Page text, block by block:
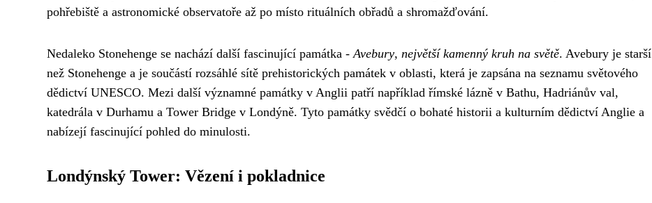
pohřebiště a astronomické observatoře až po místo rituálních obřadů a shromažďování.
Nedaleko Stonehenge se nachází další fascinující památka - Avebury, největší kamenný kruh na světě. Avebury je starší
než Stonehenge a je součástí rozsáhlé sítě prehistorických památek v oblasti, která je zapsána na seznamu světového
dědictví UNESCO. Mezi další významné památky v Anglii patří například římské lázně v Bathu, Hadriánův val,
katedrála v Durhamu a Tower Bridge v Londýně. Tyto památky svědčí o bohaté historii a kulturním dědictví Anglie a
nabízejí fascinující pohled do minulosti.
Londýnský Tower: Vězení i pokladnice